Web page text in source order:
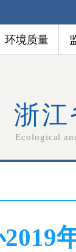
环境质量
浙
Ecological